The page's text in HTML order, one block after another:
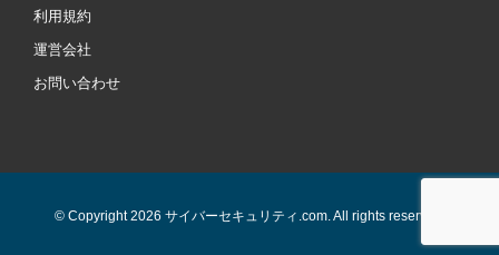
利用規約
運営会社
お問い合わせ
© Copyright 2026 サイバーセキュリティ.com. All rights reserved.